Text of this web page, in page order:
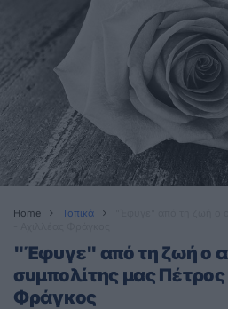
Home Τοπικά
"Έφυγε" από τη ζωή ο
συμπολίτης μας
Φράγκος